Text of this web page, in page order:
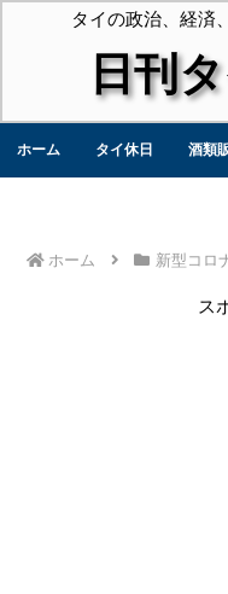
タイの政治、経済
日刊
ホーム タイ休日 酒類
ホーム 新型コロ
ス